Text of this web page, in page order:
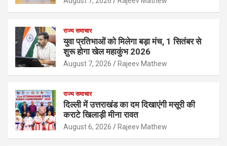
राज्य समाचार
युवा प्रतिभाओं को मिलेगा बड़ा मंच, 1 सितंबर से
शुरू होगा खेल महाकुंभ 2026
August 7, 2026 Rajeev Mathew
राज्य समाचार
दिल्ली में उत्तराखंड का दम दिखाएंगी मसूरी की
कराटे खिलाड़ी मीना रावत
August 6, 2026 Rajeev Mathew